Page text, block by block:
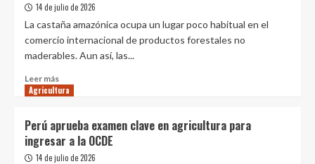
50
años
la
Reforma
Gobierno
cambia
fórmula
para
pagar
14 de julio de 2026
La castaña amazónica ocupa un lugar poco habitual en el
comercio internacional de productos forestales no
maderables. Aun así, las...
Leer más
más
del
bosque:
la
Agricultura
Perú aprueba examen clave en agricultura para
ingresar a la OCDE
14 de julio de 2026